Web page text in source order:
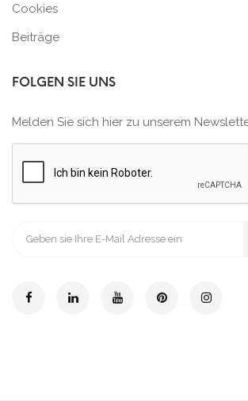
Cookies
Beiträge
FOLGEN SIE UNS
Melden Sie sich hier zu unserem